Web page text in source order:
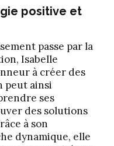
positive et
passe par la
Isabelle
à créer des
peut ainsi
ses
des solutions
à son
dynamique, elle